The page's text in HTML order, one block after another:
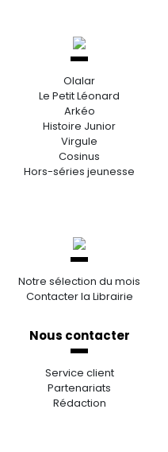
Olalar
Le Petit Léonard
Arkéo
Histoire Junior
Virgule
Cosinus
Hors-séries jeunesse
Notre sélection du mois
Contacter la Librairie
Nous contacter
Service client
Partenariats
Rédaction